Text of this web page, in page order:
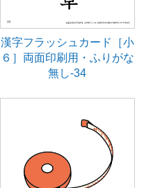
漢字フラッシュカード［小
６］両面印刷用・ふりがな
無し-34